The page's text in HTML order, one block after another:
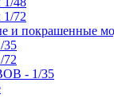
72
и покрашенные
35
72
- 1/35